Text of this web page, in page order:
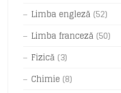
Limba engleză (52)
Limba franceză (50)
Fizică (3)
Chimie (8)